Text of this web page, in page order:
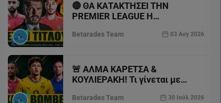
🔴 ΘΑ ΚΑΤΑΚΤΗΣΕΙ ΤΗΝ
PREMIER LEAGUE Η
Betarades Team 03 Αυγ 2026
🚨 ΑΛΜΑ ΚΑΡΕΤΣΑ &
ΚΟΥΛΙΕΡΑΚΗ! Τι γίνεται με
μεταγραφές ΤΣΕΛΣΙ - ΓΙΟΥΒΕ ⚽️
Betarades Team 30 Ιούλ 2026